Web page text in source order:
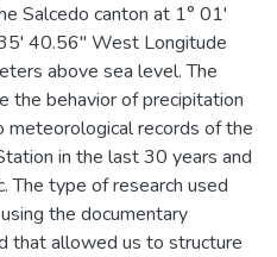
Salcedo canton at 1° 01'
40.56" West Longitude
above sea level. The
the behavior of precipitation
meteorological records of the
in the last 30 years and
The type of research used
the documentary
that allowed us to structure